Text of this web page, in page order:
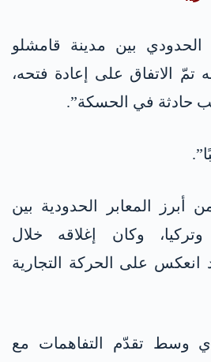
بين مدينة قامشلو
تمّ الاتفاق على إعادة فتحه،
حادثة في الحسكة”.
أبرز المعابر الحدودية بين
وكان إغلاقه خلال
انعكس على الحركة التجارية
وسط تقدّم التفاهمات مع